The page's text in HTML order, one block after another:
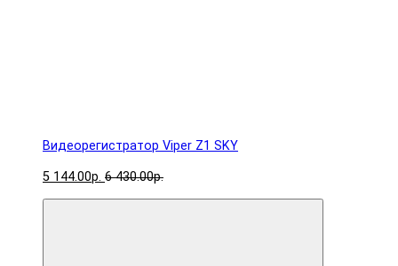
Видеорегистратор Viper Z1 SKY
5 144.00р. 6 430.00р.